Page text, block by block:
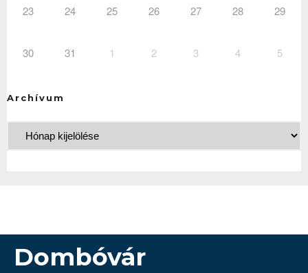
23 24 25 26 27 28 29
30 31 1 2 3 4 5
Archívum
Dombóvár